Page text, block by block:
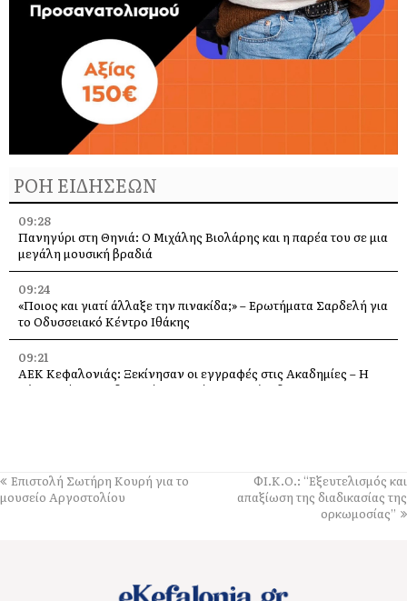
ΡΟΗ ΕΙΔΗΣΕΩΝ
09:28
Πανηγύρι στη Θηνιά: Ο Μιχάλης Βιολάρης και η παρέα του σε μια
μεγάλη μουσική βραδιά
09:24
«Ποιος και γιατί άλλαξε την πινακίδα;» – Ερωτήματα Σαρδελή για
το Οδυσσειακό Κέντρο Ιθάκης
09:21
ΑΕΚ Κεφαλονιάς: Ξεκίνησαν οι εγγραφές στις Ακαδημίες – Η
νέα γενιά του ποδοσφαίρου μπαίνει στο γήπεδο
08:00
Ο Καραγκιόζης έρχεται απόψε στα Τσελεντάτα – Δωρεάν Θέατρο
Επιστολή Σωτήρη Κουρή για το
μουσείο Αργοστολίου
ΦΙ.Κ.Ο.: “Εξευτελισμός και
απαξίωση της διαδικασίας της
ορκωμοσίας”